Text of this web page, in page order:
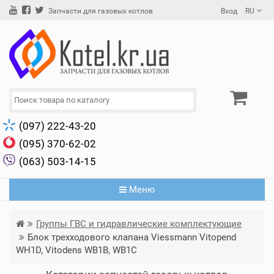
Запчасти для газовых котлов Вход RU
(097) 222-43-20
(095) 370-62-02
(063) 503-14-15
Меню
Группы ГВС и гидравлические комплектующие
Блок трехходового клапана Viessmann Vitopend
WH1D, Vitodens WB1B, WB1C